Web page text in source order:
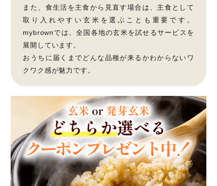
また、食生活を主食から見直す場合は、主食として
取り入れやすい玄米を選ぶことも重要です。
mybrownでは、全国各地の玄米を試せるサービスを
展開しています。
おうちに届くまでどんな品種が来るかわからないワ
クワク感が魅力です。